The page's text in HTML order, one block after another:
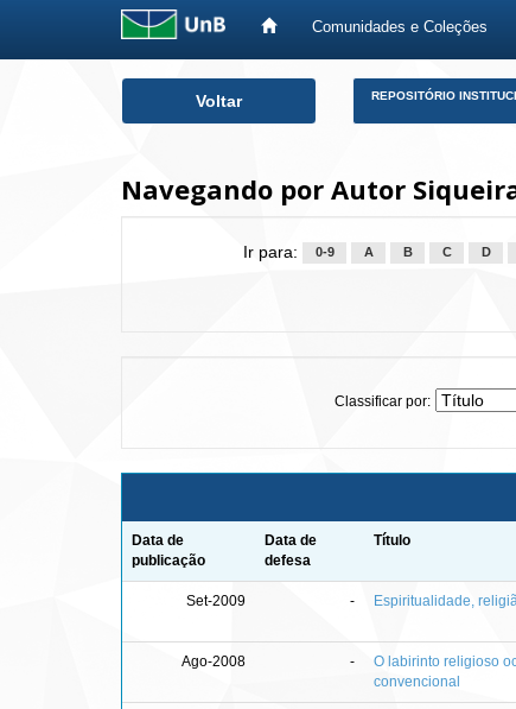
Comunidades e Coleções
Voltar REPOSITÓRIO
Navegando por Autor
Ir para: 0-9 A B C D
Classificar por:
Data de
publicação
Data de
defesa
Título
Set-2009 - Espiritualidade,
Ago-2008 -
O labirinto religioso
convencional